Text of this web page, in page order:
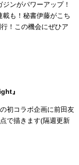
ンがパワーアップ！
も！秘書伊藤がこち
！この機会にぜひア
』
初コラボ企画に前田友
で描きます(隔週更新